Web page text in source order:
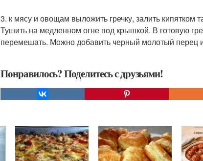
3. к мясу и овощам выложить гречку, залить кипятком
Тушить на медленном огне под крышкой. В готовую
перемешать. Можно добавить черный молотый перец
Понравилось? Поделитесь с друзьями!